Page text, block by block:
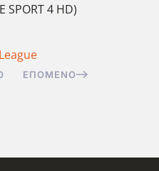
SPORT 4 HD)
ΕΠΌΜΕΝΟ